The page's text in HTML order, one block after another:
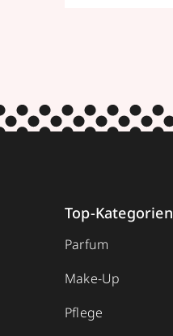
Top-Kategorien
Parfum
Make-Up
Pflege